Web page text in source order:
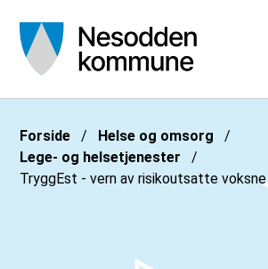
Du er her:
Forside
Helse og omsorg
Lege- og helsetjenester
TryggEst - vern av risikoutsatte voksne